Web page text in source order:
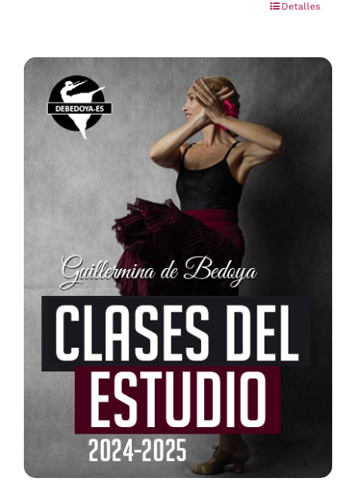
Detalles